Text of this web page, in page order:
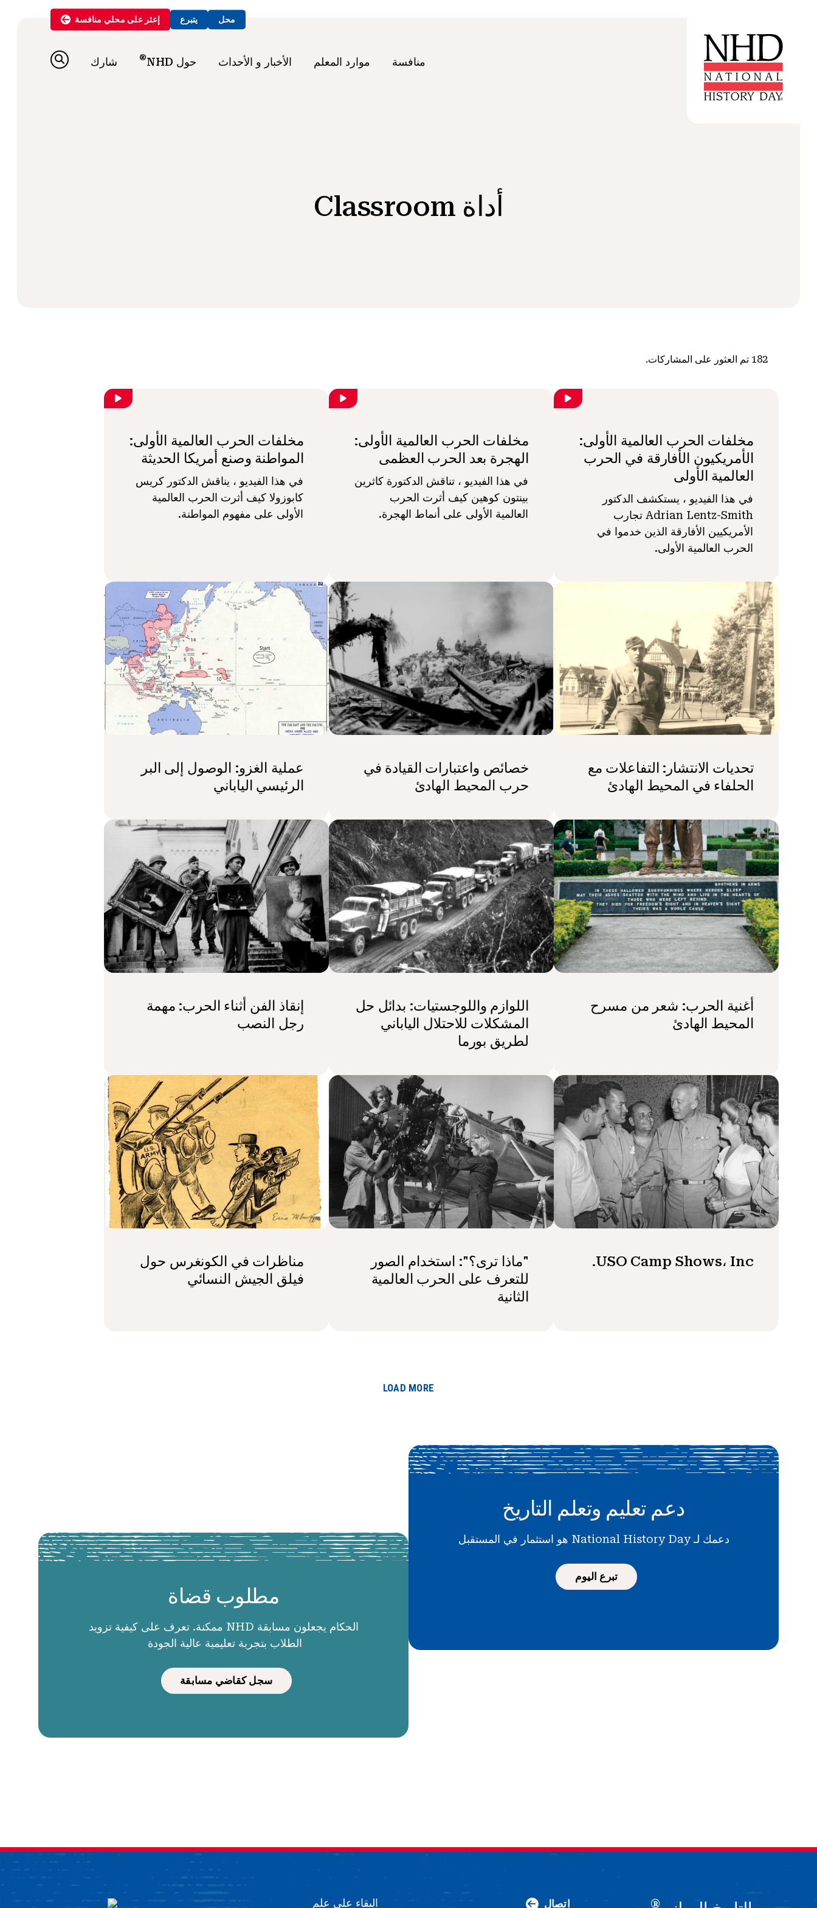
محل يتبرع إعثر على محلي منافسة
منافسة موارد المعلم الأخبار و الأحداث حول NHD ® شارك
أداة Classroom
182 تم العثور على المشاركات.
مخلفات الحرب العالمية الأولى:
الأمريكيون الأفارقة في الحرب
العالمية الأولى
في هذا الفيديو ، يستكشف الدكتور
Adrian Lentz-Smith تجارب
الأمريكيين الأفارقة الذين خدموا في
الحرب العالمية الأولى.
مخلفات الحرب العالمية الأولى:
الهجرة بعد الحرب العظمى
في هذا الفيديو ، تناقش الدكتورة كاثرين
بينتون كوهين كيف أثرت الحرب
العالمية الأولى على أنماط الهجرة.
مخلفات الحرب العالمية الأولى:
المواطنة وصنع أمريكا الحديثة
في هذا الفيديو ، يناقش الدكتور كريس
كابوزولا كيف أثرت الحرب العالمية
الأولى على مفهوم المواطنة.
تحديات الانتشار: التفاعلات مع
الحلفاء في المحيط الهادئ
خصائص واعتبارات القيادة في
حرب المحيط الهادئ
عملية الغزو: الوصول إلى البر
الرئيسي الياباني
أغنية الحرب: شعر من مسرح
المحيط الهادئ
اللوازم واللوجستيات: بدائل حل
المشكلات للاحتلال الياباني
لطريق بورما
إنقاذ الفن أثناء الحرب: مهمة
رجل النصب
USO Camp Shows، Inc.
"ماذا ترى؟": استخدام الصور
للتعرف على الحرب العالمية
الثانية
مناظرات في الكونغرس حول
فيلق الجيش النسائي
LOAD MORE
دعم تعليم وتعلم التاريخ
دعمك لـ National History Day هو استثمار في المستقبل
تبرع اليوم
مطلوب قضاة
الحكام يجعلون مسابقة NHD ممكنة. تعرف على كيفية تزويد
الطلاب بتجربة تعليمية عالية الجودة
سجل كقاضي مسابقة
® اتصال البقاء على علم